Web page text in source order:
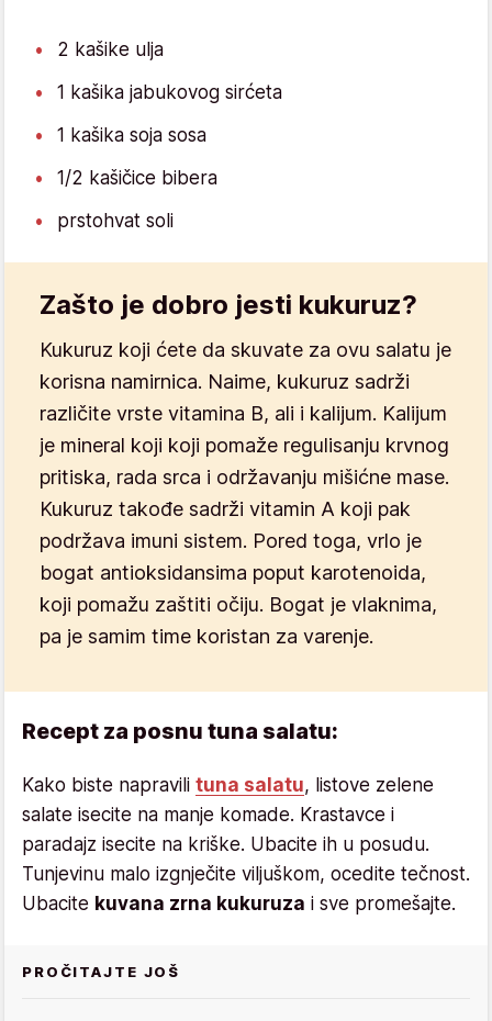
2 kašike ulja
1 kašika jabukovog sirćeta
1 kašika soja sosa
1/2 kašičice bibera
prstohvat soli
Zašto je dobro jesti kukuruz?
Kukuruz koji ćete da skuvate za ovu salatu je
korisna namirnica. Naime, kukuruz sadrži
različite vrste vitamina B, ali i kalijum. Kalijum
je mineral koji koji pomaže regulisanju krvnog
pritiska, rada srca i održavanju mišićne mase.
Kukuruz takođe sadrži vitamin A koji pak
podržava imuni sistem. Pored toga, vrlo je
bogat antioksidansima poput karotenoida,
koji pomažu zaštiti očiju. Bogat je vlaknima,
pa je samim time koristan za varenje.
Recept za posnu tuna salatu:
Kako biste napravili tuna salatu, listove zelene
salate isecite na manje komade. Krastavce i
paradajz isecite na kriške. Ubacite ih u posudu.
Tunjevinu malo izgnječite viljuškom, ocedite tečnost.
Ubacite kuvana zrna kukuruza i sve promešajte.
PROČITAJTE JOŠ